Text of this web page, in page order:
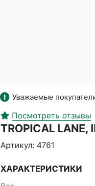
Уважаемые
Посмотреть отзывы
TROPICAL
Артикул: 4761
ХАРАКТЕРИСТИКИ